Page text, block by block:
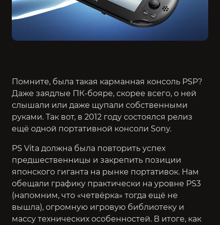
Помните, была такая карманная консоль PSP?
Даже заядлые ПК-бояре, скорее всего, о ней
слышали или даже щупали собственными
руками. Так вот, в 2012 году состоялся релиз
ещё одной портативной консоли Sony.
PS Vita должна была повторить успех
предшественницы и закрепить позиции
японского гиганта на рынке портативок. Нам
обещали графику практически на уровне PS3
(напомним, что «четвёрка» тогда ещё не
вышла), огромную игровую библиотеку и
массу технических особенностей. В итоге, как